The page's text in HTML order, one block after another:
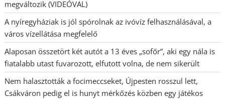
megváltozik (VIDEÓVAL)
A nyíregyháziak is jól spórolnak az ivóvíz felhasználásával, a
város vízellátása megfelelő
Alaposan összetört két autót a 13 éves „sofőr”, aki egy nála is
fiatalabb utast fuvarozott, elfutott volna, de nem sikerült
Nem halasztották a focimeccseket, Újpesten rosszul lett,
Csákváron pedig el is hunyt mérkőzés közben egy játékos